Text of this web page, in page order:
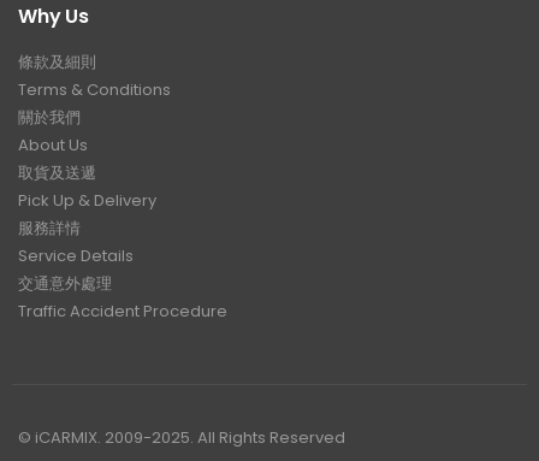
Why Us
條款及細則
Terms & Conditions
關於我們
About Us
取貨及送遞
Pick Up & Delivery
服務詳情
Service Details
交通意外處理
Traffic Accident Procedure
© iCARMIX. 2009-2025. All Rights Reserved